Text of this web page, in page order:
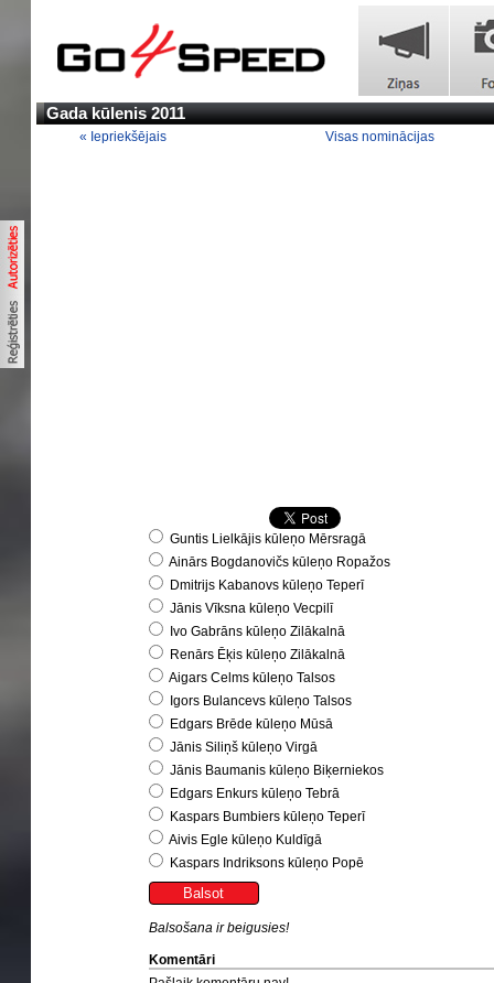
Gada kūlenis 2011
« Iepriekšējais Visas nominācijas
Guntis Lielkājis kūleņo Mērsragā
Ainārs Bogdanovičs kūleņo Ropažos
Dmitrijs Kabanovs kūleņo Teperī
Jānis Vīksna kūleņo Vecpilī
Ivo Gabrāns kūleņo Zilākalnā
Renārs Ēķis kūleņo Zilākalnā
Aigars Celms kūleņo Talsos
Igors Bulancevs kūleņo Talsos
Edgars Brēde kūleņo Mūsā
Jānis Siliņš kūleņo Virgā
Jānis Baumanis kūleņo Biķerniekos
Edgars Enkurs kūleņo Tebrā
Kaspars Bumbiers kūleņo Teperī
Aivis Egle kūleņo Kuldīgā
Kaspars Indriksons kūleņo Popē
Balsošana ir beigusies!
Komentāri